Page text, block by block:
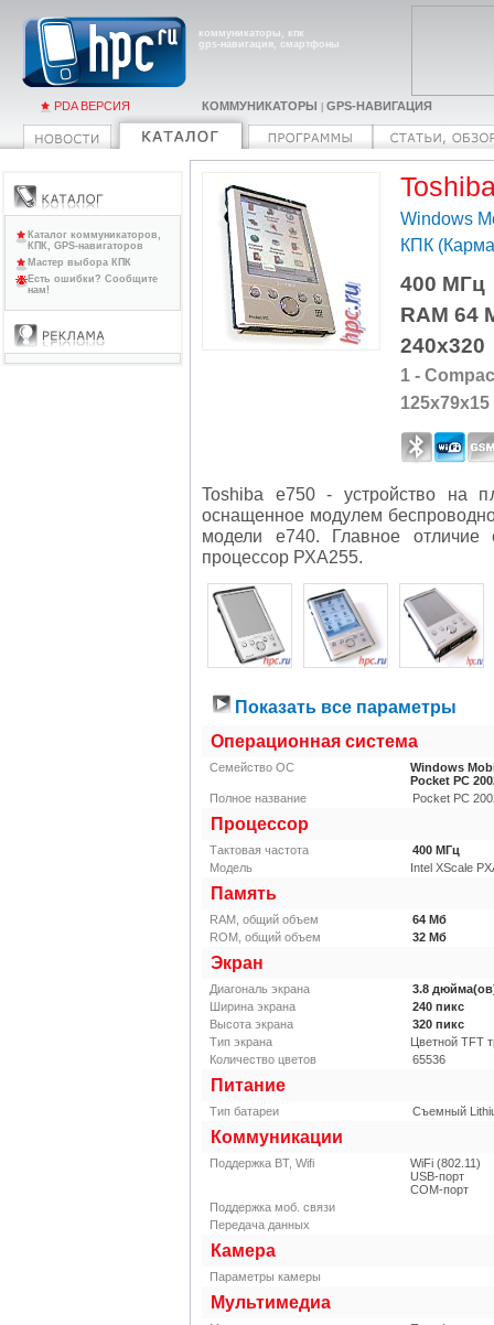
коммуникаторы, кпк
gps-навигация, смартфоны
PDA ВЕРСИЯ КОММУНИКАТОРЫ GPS-НАВИГАЦИЯ
Windows
КПК
400 МГц
RAM 64
240x320
1 -
Toshiba e750 - устройство на
оснащенное модулем
модели е740. Главное
процессор РХА255.
Показать все параметры
Операционная система
Семейство ОС
Windows
Pocket PC
Полное название
Pocket PC
Процессор
Тактовая частота 400 МГц
Модель
Intel XScale
Память
RAM, общий объем 64 Мб
ROM, общий объем
32 Мб
Экран
Диагональ экрана 3.8
Ширина экрана
240 пикс
Высота экрана
320 пикс
Тип экрана
Цветной TFT
Количество цветов
65536
Питание
Тип батареи Съемный
Коммуникации
Поддержка BT, Wifi
WiFi (802.11)
USB-порт
COM-порт
Поддержка моб. связи
Передача данных
Камера
Параметры камеры
Мультимедиа
Каталог коммуникаторов,
КПК, GPS-навигаторов
Мастер выбора КПК
Есть ошибки? Сообщите
нам!